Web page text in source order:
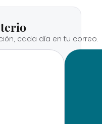
cada día en tu correo.